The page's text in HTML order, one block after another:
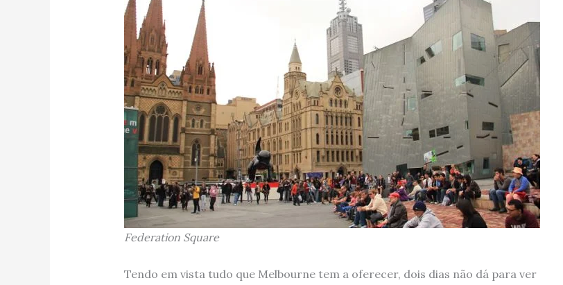
Federation Square
Tendo em vista tudo que Melbourne tem a oferecer, dois dias não dá para ver